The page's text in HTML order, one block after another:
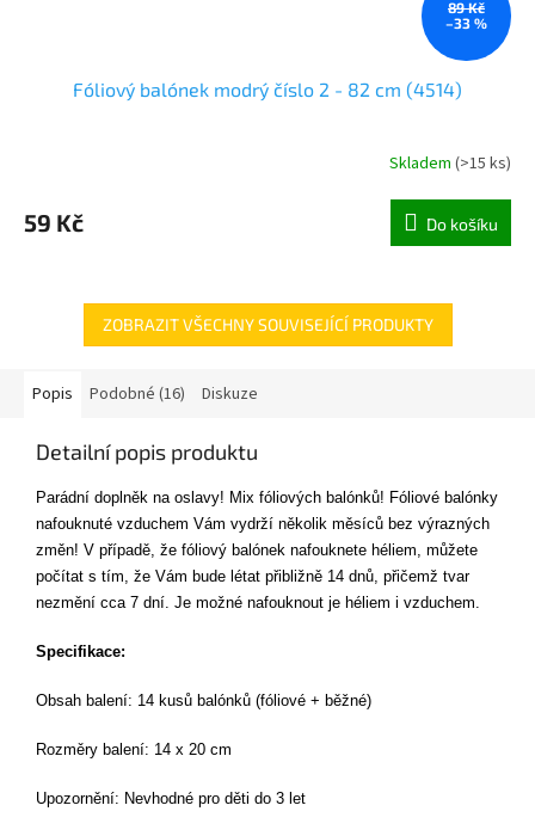
89 Kč
–33 %
Fóliový balónek modrý číslo 2 - 82 cm (4514)
Skladem (>15 ks)
59 Kč Do košíku
ZOBRAZIT VŠECHNY SOUVISEJÍCÍ PRODUKTY
Popis Podobné (16) Diskuze
Detailní popis produktu
Parádní doplněk na oslavy! Mix fóliových balónků! Fóliové balónky
nafouknuté vzduchem Vám vydrží několik měsíců bez výrazných
změn! V případě, že fóliový balónek nafouknete héliem, můžete
počítat s tím, že Vám bude létat přibližně 14 dnů, přičemž tvar
nezmění cca 7 dní. Je možné nafouknout je héliem i vzduchem.
Specifikace:
Obsah balení: 14 kusů balónků (fóliové + běžné)
Rozměry balení: 14 x 20 cm
Upozornění: Nevhodné pro děti do 3 let